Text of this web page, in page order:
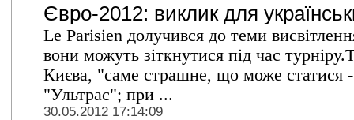
Євро-2012: виклик для
Le Parisien долучився до теми
вони можуть зіткнутися під час
Києва, "саме страшне, що може статися -
"Ультрас"; при ...
30.05.2012 17:14:09